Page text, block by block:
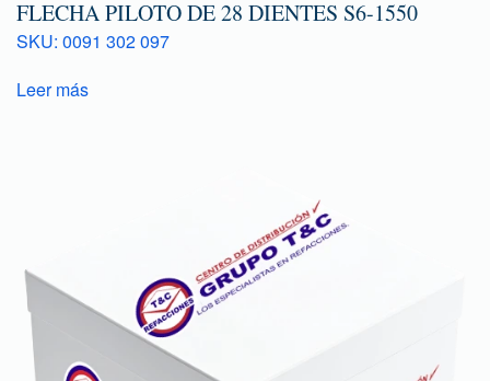
FLECHA PILOTO DE 28 DIENTES S6-1550
SKU: 0091 302 097
Leer más